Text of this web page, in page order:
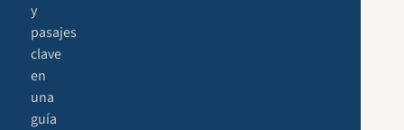
y
pasajes
clave
en
una
guía